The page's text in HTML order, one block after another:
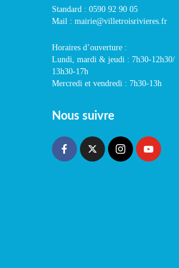
Standard : 0590 92 90 05
Mail : mairie@villetroisrivieres.fr
Horaires d’ouverture :
Lundi, mardi & jeudi : 7h30-12h30/
13h30-17h
Mercredi et vendredi : 7h30-13h
Nous suivre